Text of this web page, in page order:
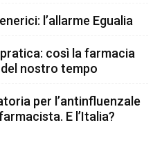
l’allarme Egualia
così la farmacia
nostro tempo
per l’antinfluenzale
E l’Italia?